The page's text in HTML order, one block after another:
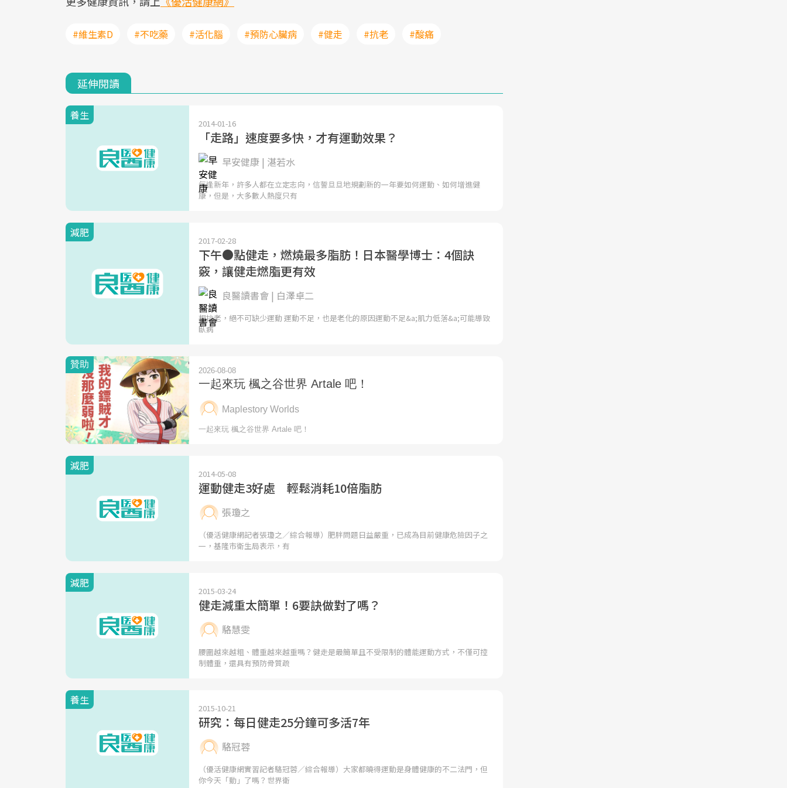
#維生素D #不吃藥 #活化腦 #預防心臟病 #健走 #抗老 #酸痛
延伸閱讀
養生
2014-01-16
「走路」速度要多快，才有運動效果？
早安健康 | 湛若水
每逢新年，許多人都在立定志向，信誓旦旦地規劃新的一年要如何運動、如何增進健
康，但是，大多數人熱度只有
減肥
2017-02-28
下午●點健走，燃燒最多脂肪！日本醫學博士：4個訣
竅，讓健走燃脂更有效
良醫讀書會 | 白澤卓二
想抗老，絕不可缺少運動 運動不足，也是老化的原因運動不足&a;肌力低落&a;可能導致
臥病
減肥
2014-05-08
運動健走3好處 輕鬆消耗10倍脂肪
張瓊之
（優活健康網記者張瓊之／綜合報導）肥胖問題日益嚴重，已成為目前健康危險因子之
一，基隆市衛生局表示，有
減肥
2015-03-24
健走減重太簡單！6要訣做對了嗎？
駱慧雯
腰圍越來越粗、體重越來越重嗎？健走是最簡單且不受限制的體能運動方式，不僅可控
制體重，還具有預防骨質疏
養生
2015-10-21
研究：每日健走25分鐘可多活7年
駱冠蓉
（優活健康網實習記者駱冠蓉／綜合報導）大家都曉得運動是身體健康的不二法門，但
你今天「動」了嗎？世界衛